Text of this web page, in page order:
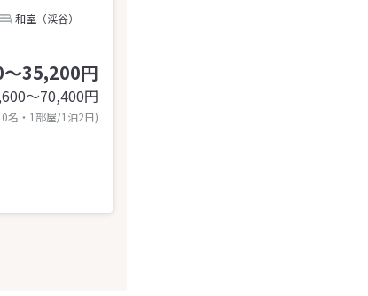
和室（渓谷）
35,200円
〜70,400円
名・1部屋/1泊2日)